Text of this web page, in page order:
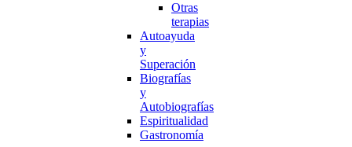
Otras
terapias
Autoayuda
y
Superación
Biografías
y
Autobiografías
Espiritualidad
Gastronomía